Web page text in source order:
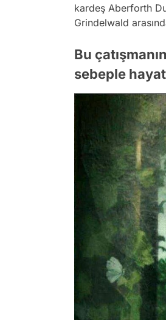
kardeş Aberforth
Grindelwald
Bu
sebeple